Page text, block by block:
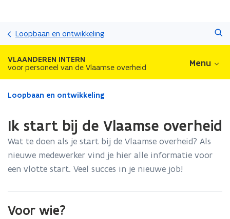
inhoud
Loopbaan en ontwikkeling
VLAANDEREN INTERN
voor personeel van de Vlaamse overheid Menu
Gedaan
bevindt
op:
Vlaamse
Loopbaan en ontwikkeling
Ik start bij de Vlaamse overheid
Wat te doen als je start bij de Vlaamse overheid? Als
nieuwe medewerker vind je hier alle informatie voor
een vlotte start. Veel succes in je nieuwe job!
Voor wie?